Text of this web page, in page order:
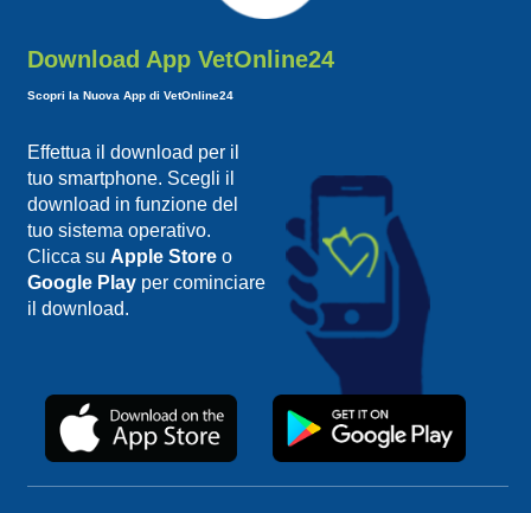
Download App VetOnline24
Scopri la Nuova App di VetOnline24
Effettua il download per il
tuo smartphone. Scegli il
download in funzione del
tuo sistema operativo.
Clicca su Apple Storeo
Google Playper cominciare
il download.